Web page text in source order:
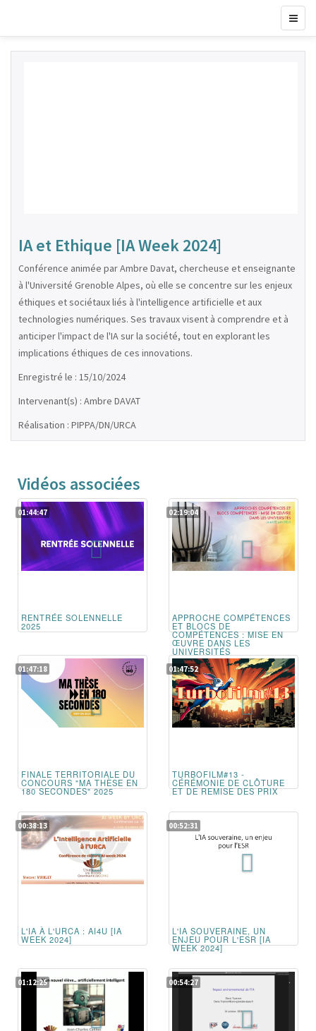
IA et Ethique [IA Week 2024]
Conférence animée par Ambre Davat, chercheuse et enseignante
à l'Université Grenoble Alpes, où elle se concentre sur les enjeux
éthiques et sociétaux liés à l'intelligence artificielle et aux
technologies numériques. Ses travaux visent à comprendre et à
anticiper l'impact de l'IA sur la société, tout en explorant les
implications éthiques de ces innovations.
Enregistré le : 15/10/2024
Intervenant(s) : Ambre DAVAT
Réalisation : PIPPA/DN/URCA
Vidéos associées
RENTRÉE SOLENNELLE
2025
01:44:47
APPROCHE COMPÉTENCES
ET BLOCS DE
COMPÉTENCES : MISE EN
ŒUVRE DANS LES
UNIVERSITÉS
02:19:04
FINALE TERRITORIALE DU
CONCOURS "MA THÈSE EN
180 SECONDES" 2025
01:47:18
TURBOFILM#13 -
CÉRÉMONIE DE CLÔTURE
ET DE REMISE DES PRIX
01:47:52
L'IA À L'URCA : AI4U [IA
WEEK 2024]
00:38:13
L'IA SOUVERAINE, UN
ENJEU POUR L'ESR [IA
WEEK 2024]
00:52:31
01:12:25 00:54:27